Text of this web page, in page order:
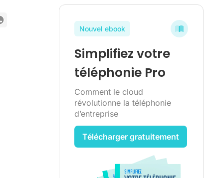
Nouvel ebook
Simplifiez votre
téléphonie Pro
Comment le cloud
révolutionne la téléphonie
d’entreprise
Télécharger gratuitement